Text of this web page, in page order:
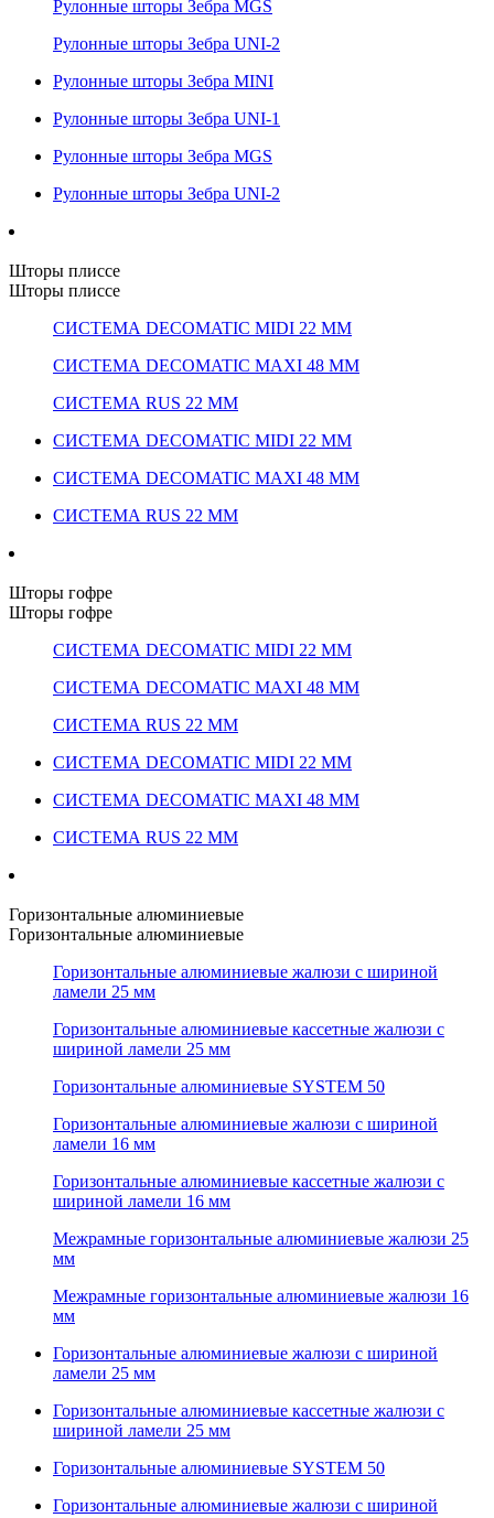
Рулонные шторы Зебра MGS
Рулонные шторы Зебра UNI-2
Рулонные шторы Зебра MINI
Рулонные шторы Зебра UNI-1
Рулонные шторы Зебра MGS
Рулонные шторы Зебра UNI-2
Шторы плиссе
Шторы плиссе
СИСТЕМА DECOMATIC MIDI 22 ММ
СИСТЕМА DECOMATIC MAXI 48 ММ
СИСТЕМА RUS 22 ММ
СИСТЕМА DECOMATIC MIDI 22 ММ
СИСТЕМА DECOMATIC MAXI 48 ММ
СИСТЕМА RUS 22 ММ
Шторы гофре
Шторы гофре
СИСТЕМА DECOMATIC MIDI 22 ММ
СИСТЕМА DECOMATIC MAXI 48 ММ
СИСТЕМА RUS 22 ММ
СИСТЕМА DECOMATIC MIDI 22 ММ
СИСТЕМА DECOMATIC MAXI 48 ММ
СИСТЕМА RUS 22 ММ
Горизонтальные алюминиевые
Горизонтальные алюминиевые
Горизонтальные алюминиевые жалюзи с шириной
ламели 25 мм
Горизонтальные алюминиевые кассетные жалюзи с
шириной ламели 25 мм
Горизонтальные алюминиевые SYSTEM 50
Горизонтальные алюминиевые жалюзи с шириной
ламели 16 мм
Горизонтальные алюминиевые кассетные жалюзи с
шириной ламели 16 мм
Межрамные горизонтальные алюминиевые жалюзи 25
мм
Межрамные горизонтальные алюминиевые жалюзи 16
мм
Горизонтальные алюминиевые жалюзи с шириной
ламели 25 мм
Горизонтальные алюминиевые кассетные жалюзи с
шириной ламели 25 мм
Горизонтальные алюминиевые SYSTEM 50
Горизонтальные алюминиевые жалюзи с шириной